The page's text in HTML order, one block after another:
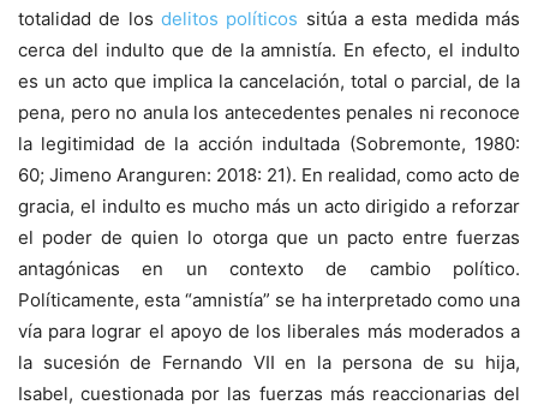
totalidad de los delitos políticos sitúa a esta medida más
cerca del indulto que de la amnistía. En efecto, el indulto
es un acto que implica la cancelación, total o parcial, de la
pena, pero no anula los antecedentes penales ni reconoce
la legitimidad de la acción indultada (Sobremonte, 1980:
60; Jimeno Aranguren: 2018: 21). En realidad, como acto de
gracia, el indulto es mucho más un acto dirigido a reforzar
el poder de quien lo otorga que un pacto entre fuerzas
antagónicas en un contexto de cambio político.
Políticamente, esta “amnistía” se ha interpretado como una
vía para lograr el apoyo de los liberales más moderados a
la sucesión de Fernando VII en la persona de su hija,
Isabel, cuestionada por las fuerzas más reaccionarias del